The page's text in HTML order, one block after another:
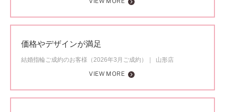
価格やデザインが満足
結婚指輪ご成約のお客様（2026年3月ご成約）
山形店
VIEW MORE